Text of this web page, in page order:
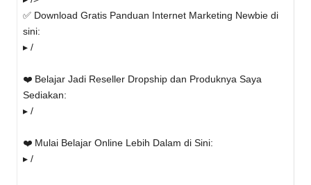
✅ Download Gratis Panduan Internet Marketing Newbie di
sini:
▸ /
❤️ Belajar Jadi Reseller Dropship dan Produknya Saya
Sediakan:
▸ /
❤️ Mulai Belajar Online Lebih Dalam di Sini:
▸ /